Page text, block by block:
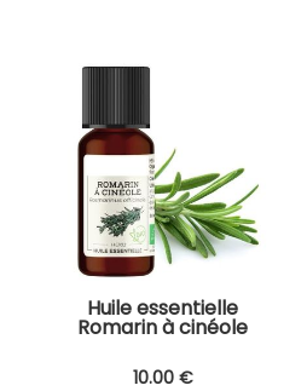
Huile essentielle
Romarin à cinéole
10.00 €